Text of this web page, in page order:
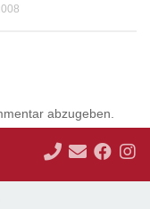
abzugeben.